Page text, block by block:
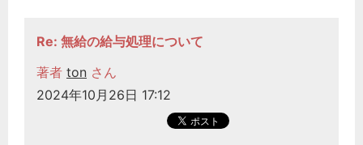
Re: 無給の給与処理について
著者 ton さん
2024年10月26日 17:12